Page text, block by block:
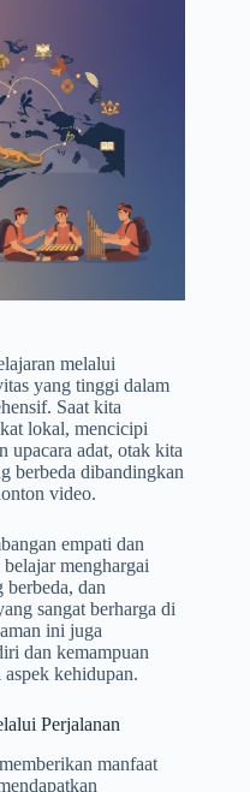
melalui
yang tinggi dalam
Saat kita
lokal, mencicipi
upacara adat, otak kita
berbeda dibandingkan
video.
empati dan
menghargai
berbeda, dan
sangat berharga di
ini juga
dan kemampuan
kehidupan.
Perjalanan
manfaat